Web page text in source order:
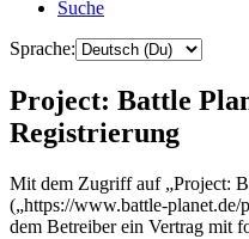
Suche
Sprache:
Project: Battle
Registrierung
Mit dem Zugriff auf „Project:
(„https://www.battle-
dem Betreiber ein Vertrag mit